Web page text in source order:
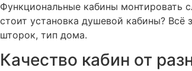
Функциональные кабины
стоит установка душевой кабины? Всё
шторок, тип дома.
Качество кабин от